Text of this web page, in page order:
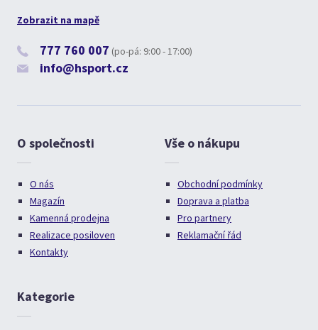
Zobrazit na mapě
777 760 007 (po-pá: 9:00 - 17:00)
info@hsport.cz
O společnosti
O nás
Magazín
Kamenná prodejna
Realizace posiloven
Kontakty
Vše o nákupu
Obchodní podmínky
Doprava a platba
Pro partnery
Reklamační řád
Kategorie